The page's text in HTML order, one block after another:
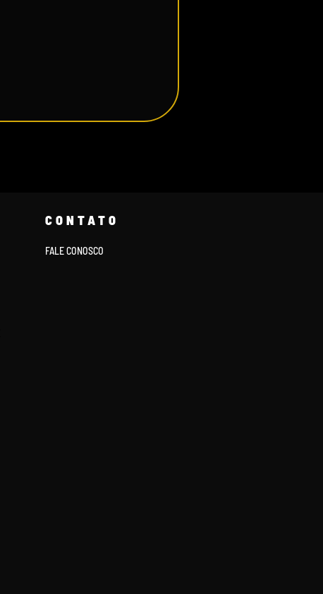
CONTATO
FALE CONOSCO